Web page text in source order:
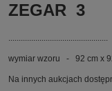
ZEGAR 3
wymiar wzoru - 92 cm x
Na innych aukcjach